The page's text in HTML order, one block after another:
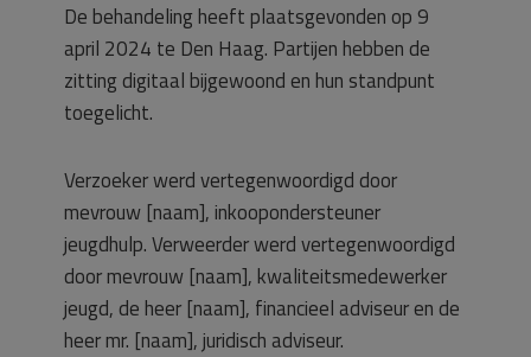
De behandeling heeft plaatsgevonden op 9
april 2024 te Den Haag. Partijen hebben de
zitting digitaal bijgewoond en hun standpunt
toegelicht.
Verzoeker werd vertegenwoordigd door
mevrouw [naam], inkoopondersteuner
jeugdhulp. Verweerder werd vertegenwoordigd
door mevrouw [naam], kwaliteitsmedewerker
jeugd, de heer [naam], financieel adviseur en de
heer mr. [naam], juridisch adviseur.